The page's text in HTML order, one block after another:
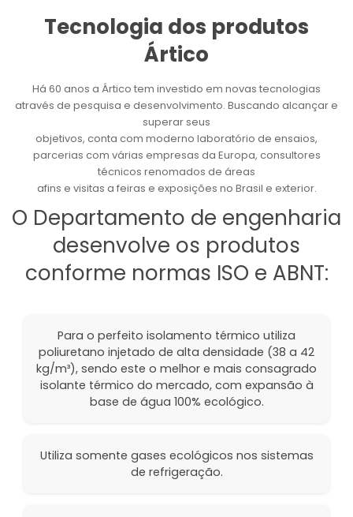
Tecnologia dos produtos
Ártico
Há 60 anos a Ártico tem investido em novas tecnologias
através de pesquisa e desenvolvimento. Buscando alcançar e
superar seus
objetivos, conta com moderno laboratório de ensaios,
parcerias com várias empresas da Europa, consultores
técnicos renomados de áreas
afins e visitas a feiras e exposições no Brasil e exterior.
O Departamento de engenharia
desenvolve os produtos
conforme normas ISO e ABNT:
Para o perfeito isolamento térmico utiliza
poliuretano injetado de alta densidade (38 a 42
kg/m³), sendo este o melhor e mais consagrado
isolante térmico do mercado, com expansão à
base de água 100% ecológico.
Utiliza somente gases ecológicos nos sistemas
de refrigeração.